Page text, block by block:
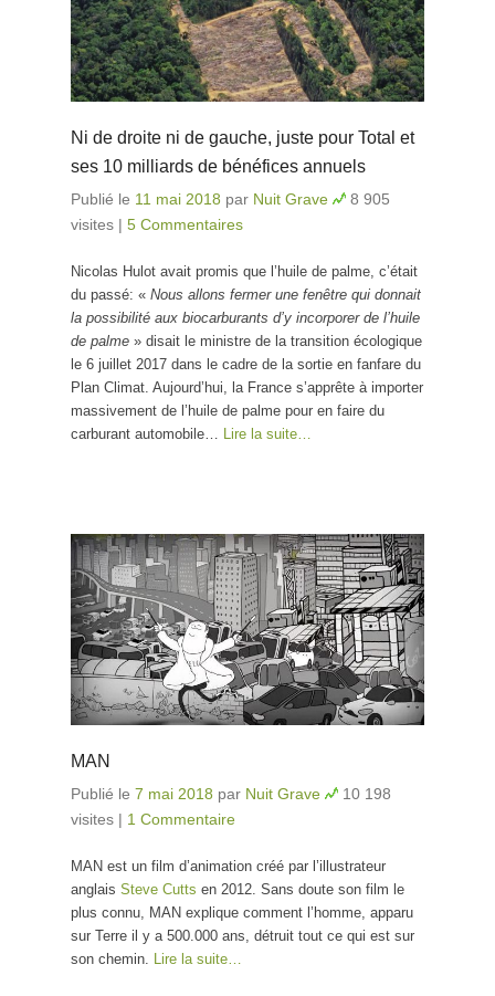
Ni de droite ni de gauche, juste pour Total et
ses 10 milliards de bénéfices annuels
Publié le 11 mai 2018 par Nuit Grave
8 905
visites | 5 Commentaires
Nicolas Hulot avait promis que l’huile de palme, c’était
du passé: « Nous allons fermer une fenêtre qui donnait
la possibilité aux biocarburants d’y incorporer de l’huile
de palme » disait le ministre de la transition écologique
le 6 juillet 2017 dans le cadre de la sortie en fanfare du
Plan Climat. Aujourd’hui, la France s’apprête à importer
massivement de l’huile de palme pour en faire du
carburant automobile… Lire la suite…
MAN
Publié le 7 mai 2018 par Nuit Grave
10 198
visites | 1 Commentaire
MAN est un film d’animation créé par l’illustrateur
anglais Steve Cutts en 2012. Sans doute son film le
plus connu, MAN explique comment l’homme, apparu
sur Terre il y a 500.000 ans, détruit tout ce qui est sur
son chemin.
Lire la suite…